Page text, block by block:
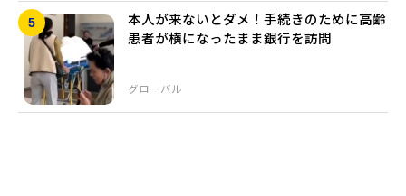
グローバル
本人が来ないとダメ！手続きのために高齢
患者が横になったまま銀行を訪問